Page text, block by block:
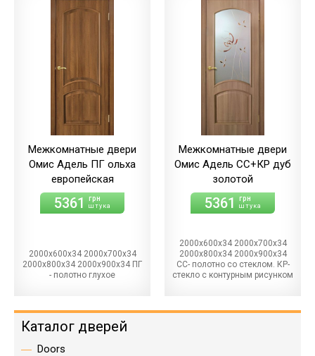
Межкомнатные двери
Омис Адель ПГ ольха
европейская
5361 грн
штука
2000х600х34 2000х700х34
2000х800х34 2000х900х34 ПГ
- полотно глухое
Межкомнатные двери
Омис Адель СС+КР дуб
золотой
5361 грн
штука
2000х600х34 2000х700х34
2000х800х34 2000х900х34
СС- полотно со стеклом. КР-
стекло с контурным рисунком
Каталог дверей
Doors